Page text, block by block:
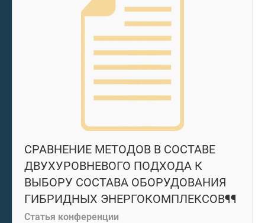
СРАВНЕНИЕ МЕТОДОВ В СОСТАВЕ
ДВУХУРОВНЕВОГО ПОДХОДА К
ВЫБОРУ СОСТАВА ОБОРУДОВАНИЯ
ГИБРИДНЫХ ЭНЕРГОКОМПЛЕКСОВ¶¶
Статья конференции